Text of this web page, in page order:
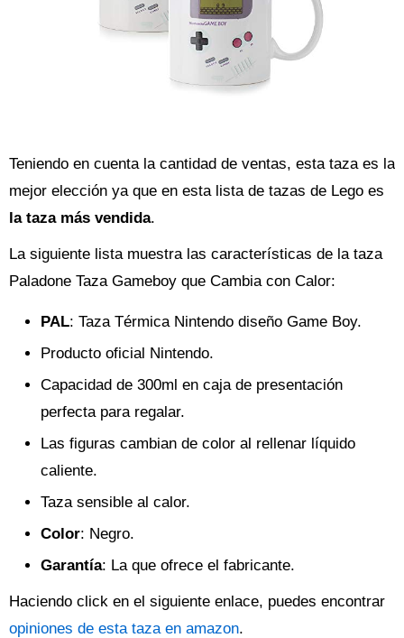
Teniendo en cuenta la cantidad de ventas, esta taza es la
mejor elección ya que en esta lista de tazas de Lego es
la taza más vendida.
La siguiente lista muestra las características de la taza
Paladone Taza Gameboy que Cambia con Calor:
PAL: Taza Térmica Nintendo diseño Game Boy.
Producto oficial Nintendo.
Capacidad de 300ml en caja de presentación
perfecta para regalar.
Las figuras cambian de color al rellenar líquido
caliente.
Taza sensible al calor.
Color: Negro.
Garantía: La que ofrece el fabricante.
Haciendo click en el siguiente enlace, puedes encontrar
opiniones de esta taza en amazon.